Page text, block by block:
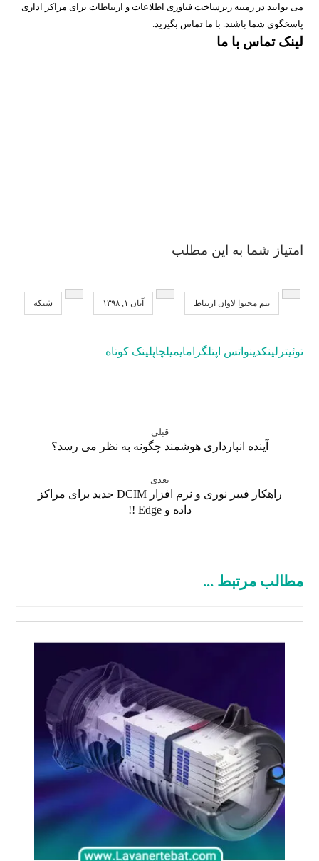
می توانند در زمینه زیرساخت فناوری اطلاعات و ارتباطات برای مراکز اداری
پاسخگوی شما باشند. با ما تماس بگیرید.
لینک تماس با ما
امتیاز شما به این مطلب
تیم محتوا لاوان ارتباط آبان ۱, ۱۳۹۸ شبکه
توئیتر لینکدینواتس اپتلگرامایمیلچاپلینک کوتاه
قبلی
آینده انبارداری هوشمند چگونه به نظر می رسد؟
بعدی
راهکار فیبر نوری و نرم افزار DCIM جدید برای مراکز
داده و Edge !!
مطالب مرتبط ...